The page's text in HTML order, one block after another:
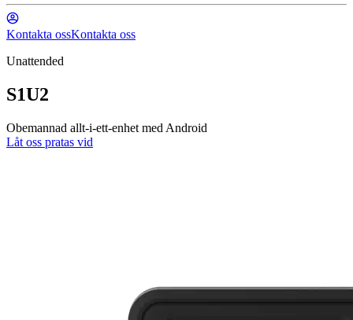
Kontakta ossKontakta oss
Unattended
S1U2
Obemannad allt-i-ett-enhet med Android
Låt oss pratas vid